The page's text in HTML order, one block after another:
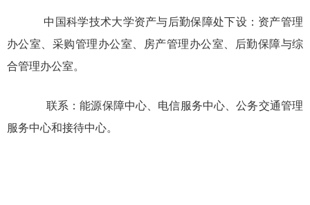
中国科学技术大学资产与后勤保障处下设：资产管理
办公室、采购管理办公室、房产管理办公室、后勤保障与综
合管理办公室。
联系：能源保障中心、电信服务中心、公务交通管理
服务中心和接待中心。